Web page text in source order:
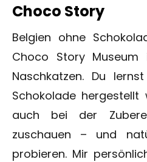
Choco Story
Belgien ohne
Choco Story
Naschkatzen. Du
Schokolade
auch bei der
zuschauen – und
probieren. Mir